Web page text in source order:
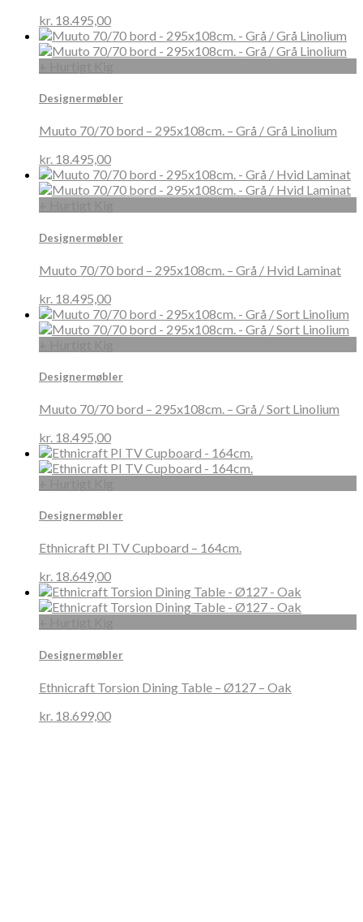
kr. 18.495,00
Designermøbler
Muuto 70/70 bord – 295x108cm. – Grå / Grå Linolium
kr. 18.495,00
Designermøbler
Muuto 70/70 bord – 295x108cm. – Grå / Hvid Laminat
kr. 18.495,00
Designermøbler
Muuto 70/70 bord – 295x108cm. – Grå / Sort Linolium
kr. 18.495,00
Designermøbler
Ethnicraft PI TV Cupboard – 164cm.
kr. 18.649,00
Designermøbler
Ethnicraft Torsion Dining Table – Ø127 – Oak
kr. 18.699,00